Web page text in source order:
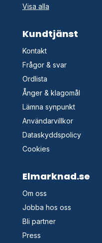
Visa alla
Kundtjänst
Kontakt
Frågor & svar
Ordlista
Ånger & klagomål
Lämna synpunkt
Användarvillkor
Dataskyddspolicy
Cookies
Elmarknad.se
Om oss
Jobba hos oss
Bli partner
Press